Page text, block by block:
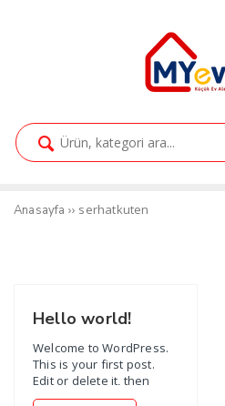
Anasayfa ›› serhatkuten
Hello world!
Welcome to WordPress.
This is your first post.
Edit or delete it, then
start writing! ...